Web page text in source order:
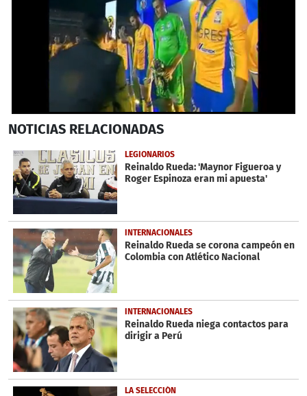
seconds
1
minute,
20
seconds
NOTICIAS RELACIONADAS
LEGIONARIOS
Reinaldo Rueda: 'Maynor Figueroa y
Roger Espinoza eran mi apuesta'
INTERNACIONALES
Reinaldo Rueda se corona campeón en
Colombia con Atlético Nacional
INTERNACIONALES
Reinaldo Rueda niega contactos para
dirigir a Perú
LA SELECCIÓN